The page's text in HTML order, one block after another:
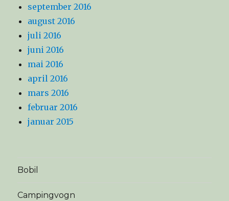
september 2016
august 2016
juli 2016
juni 2016
mai 2016
april 2016
mars 2016
februar 2016
januar 2015
Bobil
Campingvogn